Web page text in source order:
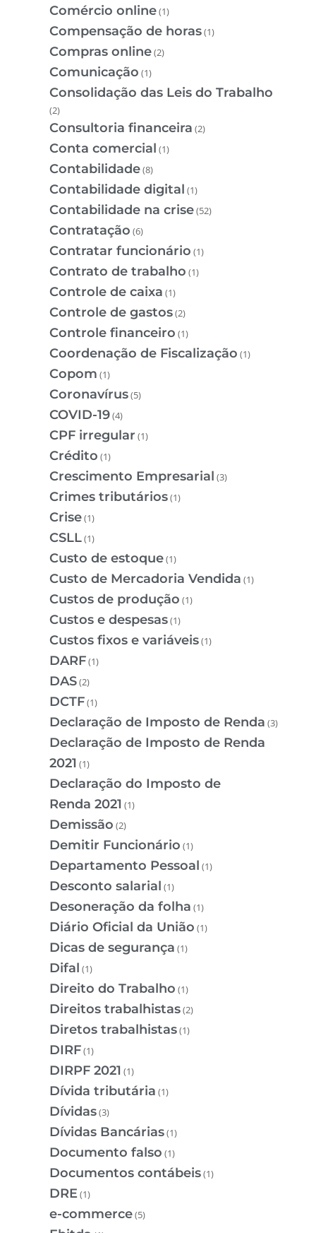
Comércio online(1)
Compensação de horas(1)
Compras online(2)
Comunicação (1)
Consolidação das Leis do Trabalho
(2)
Consultoria financeira (2)
Conta comercial (1)
Contabilidade(8)
Contabilidade digital (1)
Contabilidade na crise(52)
Contratação (6)
Contratar funcionário (1)
Contrato de trabalho (1)
Controle de caixa (1)
Controle de gastos(2)
Controle financeiro (1)
Coordenação de Fiscalização (1)
Copom (1)
Coronavírus(5)
COVID-19(4)
CPF irregular (1)
Crédito (1)
Crescimento Empresarial (3)
Crimes tributários(1)
Crise(1)
CSLL(1)
Custo de estoque(1)
Custo de Mercadoria Vendida (1)
Custos de produção (1)
Custos e despesas(1)
Custos fixos e variáveis(1)
DARF(1)
DAS(2)
DCTF(1)
Declaração de Imposto de Renda (3)
Declaração de Imposto de Renda
2021 (1)
Declaração do Imposto de
Renda 2021 (1)
Demissão (2)
Demitir Funcionário (1)
Departamento Pessoal (1)
Desconto salarial (1)
Desoneração da folha (1)
Diário Oficial da União (1)
Dicas de segurança (1)
Difal (1)
Direito do Trabalho (1)
Direitos trabalhistas(2)
Diretos trabalhistas(1)
DIRF(1)
DIRPF 2021 (1)
Dívida tributária (1)
Dívidas(3)
Dívidas Bancárias(1)
Documento falso (1)
Documentos contábeis(1)
DRE(1)
e-commerce(5)